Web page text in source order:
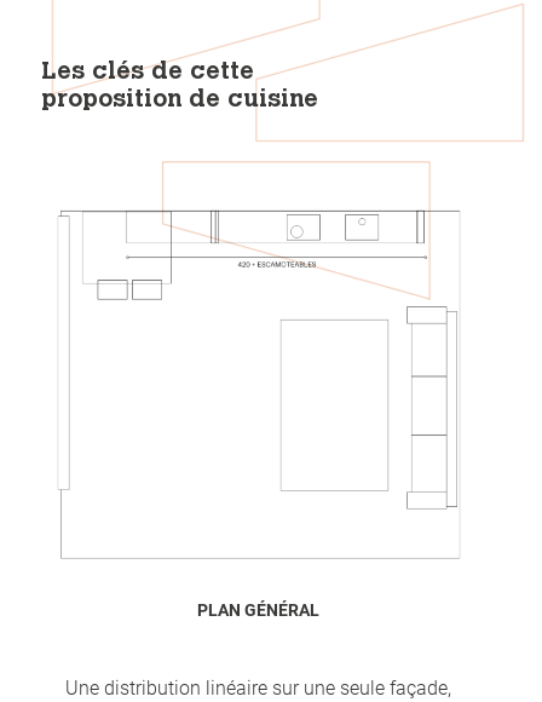
Les clés de cette
proposition de cuisine
PLAN GÉNÉRAL
Une distribution linéaire sur une seule façade,